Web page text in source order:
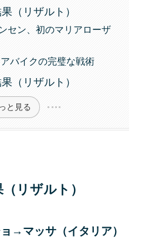
（リザルト）
セン、初のマリアローザ
バイクの完璧な戦術
（リザルト）
と見る
リザルト）
→マッサ（イタリア）